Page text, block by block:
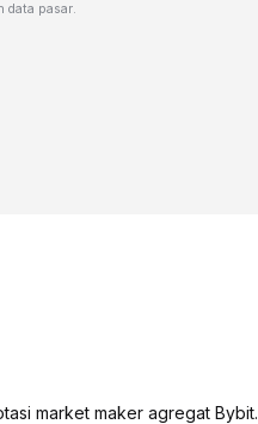
data pasar.
market maker agregat Bybit.